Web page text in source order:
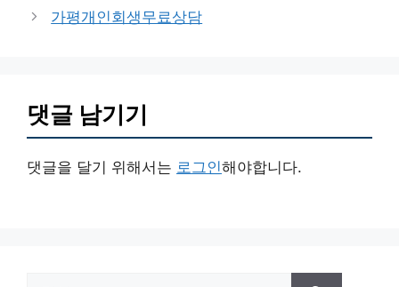
리
가평개인회생무료상담
댓글 남기기
댓글을 달기 위해서는 로그인해야합니다.